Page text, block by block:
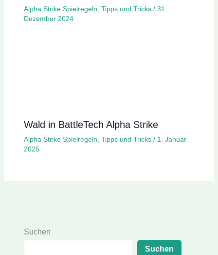
Alpha Strike Spielregeln Tipps und Tricks/ 31.
Dezember 2024
Wald in BattleTech Alpha Strike
Alpha Strike Spielregeln Tipps und Tricks/ 1. Januar
2025
Suchen
Suchen